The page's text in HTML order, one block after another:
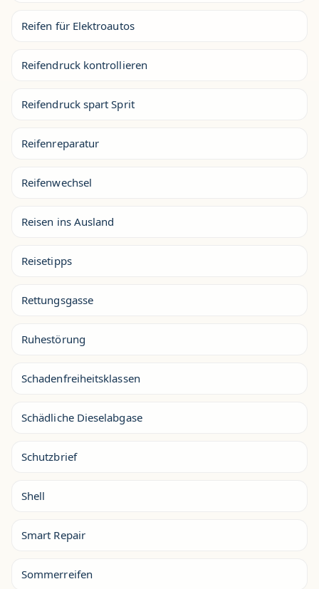
Reifen für Elektroautos
Reifendruck kontrollieren
Reifendruck spart Sprit
Reifenreparatur
Reifenwechsel
Reisen ins Ausland
Reisetipps
Rettungsgasse
Ruhestörung
Schadenfreiheitsklassen
Schädliche Dieselabgase
Schutzbrief
Shell
Smart Repair
Sommerreifen